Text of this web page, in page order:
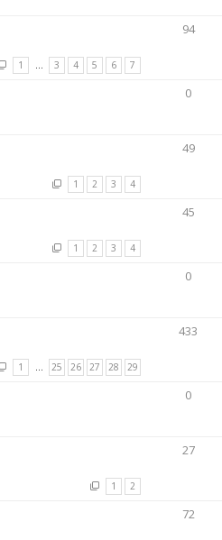
1 … 3 4 5 6 7
94
0
1 2 3 4
49
1 2 3 4
45
0
1 … 25 26 27 28 29
433
0
1 2
27
72